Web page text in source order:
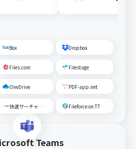
Box Dropbox
Files.com Filestage
OneDrive PDF-app.net
快速サーチャーGX Fileforce on TTS Cloud
Teams